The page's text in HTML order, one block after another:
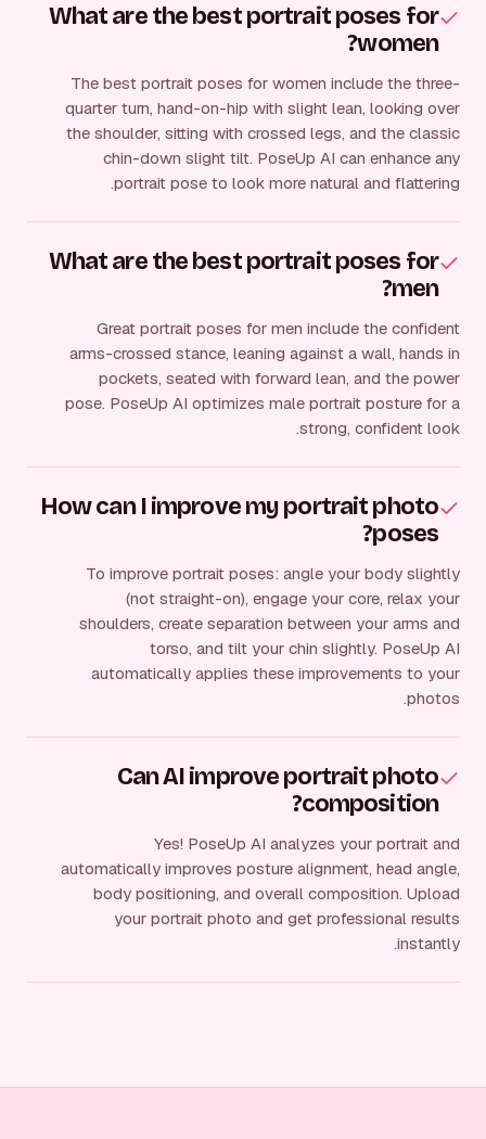
What are the best portrait poses for
women?
The best portrait poses for women include the three-
quarter turn, hand-on-hip with slight lean, looking over
the shoulder, sitting with crossed legs, and the classic
chin-down slight tilt. PoseUp AI can enhance any
portrait pose to look more natural and flattering.
What are the best portrait poses for
men?
Great portrait poses for men include the confident
arms-crossed stance, leaning against a wall, hands in
pockets, seated with forward lean, and the power
pose. PoseUp AI optimizes male portrait posture for a
strong, confident look.
How can I improve my portrait photo
poses?
To improve portrait poses: angle your body slightly
(not straight-on), engage your core, relax your
shoulders, create separation between your arms and
torso, and tilt your chin slightly. PoseUp AI
automatically applies these improvements to your
photos.
Can AI improve portrait photo
composition?
Yes! PoseUp AI analyzes your portrait and
automatically improves posture alignment, head angle,
body positioning, and overall composition. Upload
your portrait photo and get professional results
instantly.